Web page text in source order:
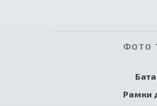
ФОТО
Рамки